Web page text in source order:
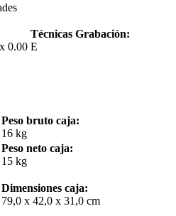
0.00
Técnicas Grabación:
E
Peso bruto caja:
16 kg
Peso neto caja:
15 kg
Dimensiones caja:
79,0 x 42,0 x 31,0 cm